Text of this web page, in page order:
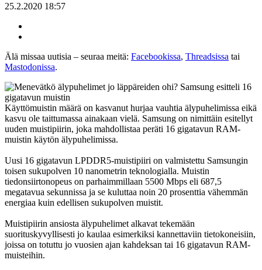
25.2.2020 18:57
Älä missaa uutisia – seuraa meitä: Facebookissa, Threadsissa tai
Mastodonissa.
Käyttömuistin määrä on kasvanut hurjaa vauhtia älypuhelimissa eikä
kasvu ole taittumassa ainakaan vielä. Samsung on nimittäin esitellyt
uuden muistipiirin, joka mahdollistaa peräti 16 gigatavun RAM-
muistin käytön älypuhelimissa.
Uusi 16 gigatavun LPDDR5-muistipiiri on valmistettu Samsungin
toisen sukupolven 10 nanometrin teknologialla. Muistin
tiedonsiirtonopeus on parhaimmillaan 5500 Mbps eli 687,5
megatavua sekunnissa ja se kuluttaa noin 20 prosenttia vähemmän
energiaa kuin edellisen sukupolven muistit.
Muistipiirin ansiosta älypuhelimet alkavat tekemään
suorituskyvyllisesti jo kaulaa esimerkiksi kannettaviin tietokoneisiin,
joissa on totuttu jo vuosien ajan kahdeksan tai 16 gigatavun RAM-
muisteihin.